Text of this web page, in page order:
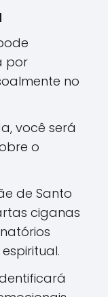
por
no
você será
o
de Santo
ciganas